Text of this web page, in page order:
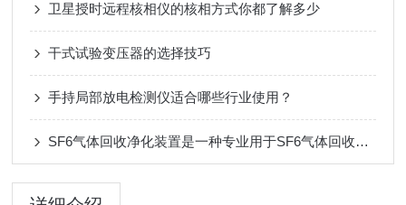
卫星授时远程核相仪的核相方式你都了解多少
干式试验变压器的选择技巧
手持局部放电检测仪适合哪些行业使用？
SF6气体回收净化装置是一种专业用于SF6气体回收和净化的设备